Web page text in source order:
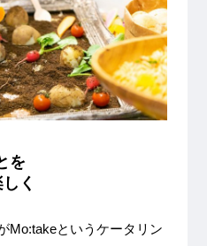
を
く
Mo:takeというケータリン